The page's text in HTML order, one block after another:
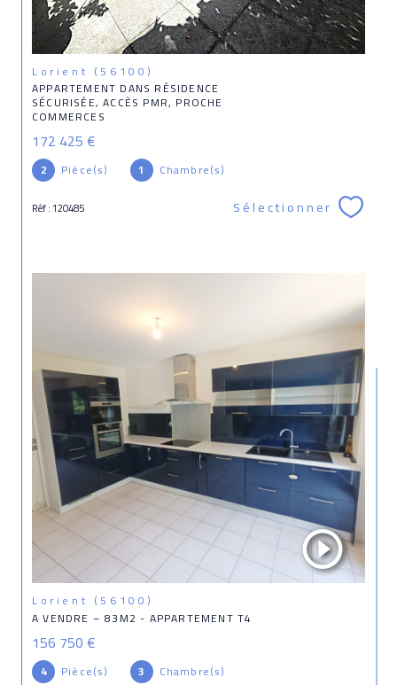
Lorient (56100)
APPARTEMENT DANS RÉSIDENCE
SÉCURISÉE, ACCÈS PMR, PROCHE
COMMERCES
172 425 €
2 Pièce(s) 1 Chambre(s)
Réf : 120485 Sélectionner
Lorient (56100)
A VENDRE – 83M2 - APPARTEMENT T4
156 750 €
4 Pièce(s) 3 Chambre(s)